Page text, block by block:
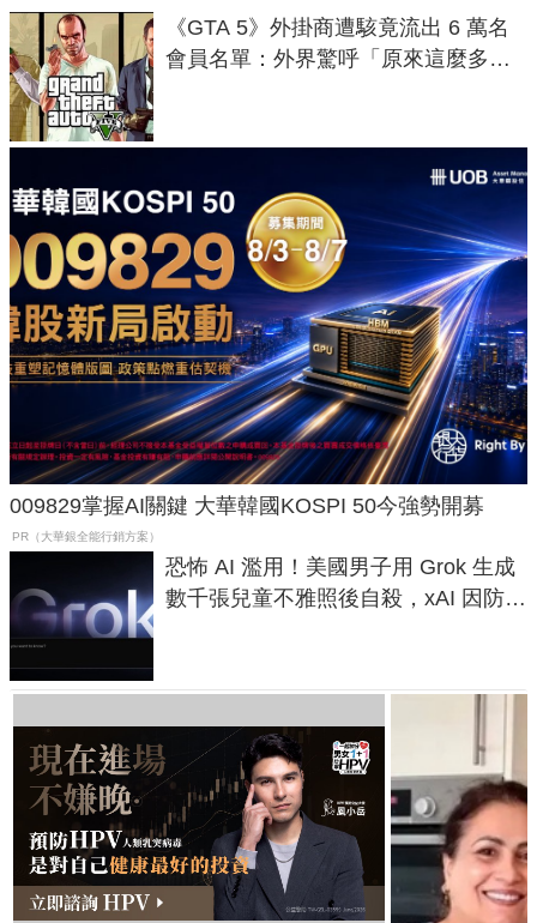
《GTA 5》外掛商遭駭竟流出 6 萬名
會員名單：外界驚呼「原來這麼多人
009829掌握AI關鍵 大華韓國KOSPI 50今強勢開募
PR（大華銀全能行銷方案）
恐怖 AI 濫用！美國男子用 Grok 生成
數千張兒童不雅照後自殺，xAI 因防護